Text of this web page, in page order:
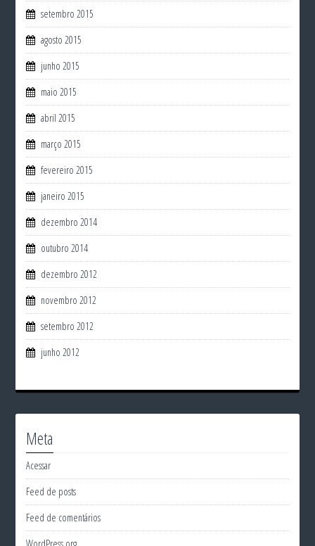
setembro 2015
agosto 2015
junho 2015
maio 2015
abril 2015
março 2015
fevereiro 2015
janeiro 2015
dezembro 2014
outubro 2014
dezembro 2012
novembro 2012
setembro 2012
junho 2012
Meta
Acessar
Feed de posts
Feed de comentários